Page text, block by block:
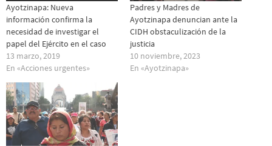
Ayotzinapa: Nueva
información confirma la
necesidad de investigar el
papel del Ejército en el caso
13 marzo, 2019
En «Acciones urgentes»
Padres y Madres de
Ayotzinapa denuncian ante la
CIDH obstaculización de la
justicia
10 noviembre, 2023
En «Ayotzinapa»